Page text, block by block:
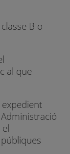
B o
al que